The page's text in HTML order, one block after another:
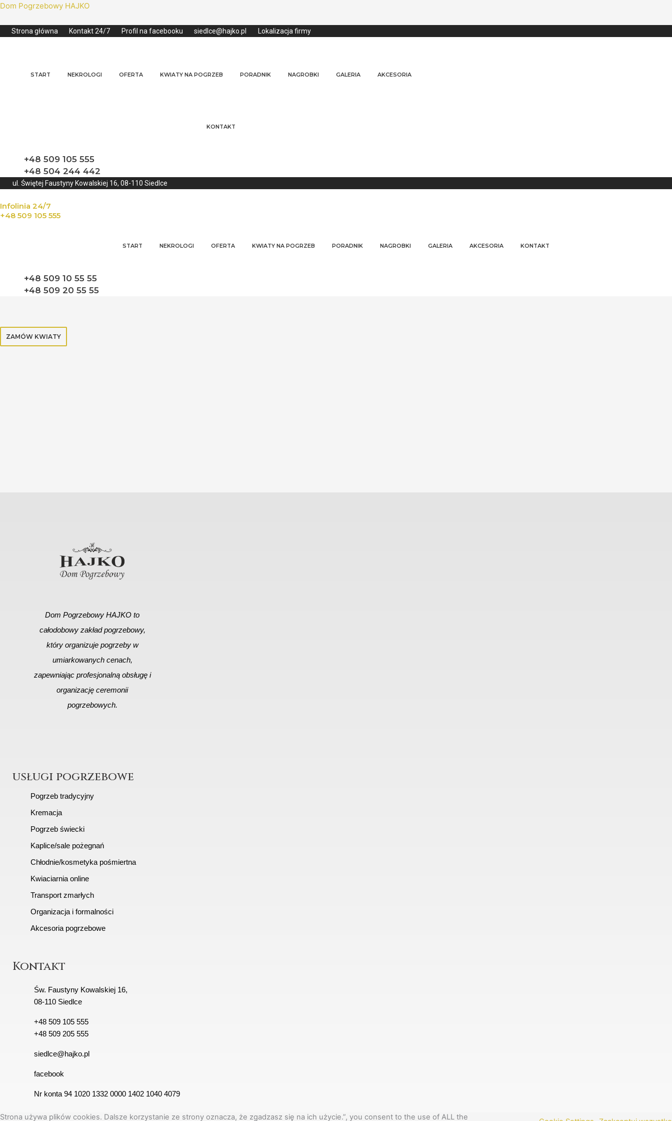
Dom Pogrzebowy HAJKO
Strona główna Kontakt 24/7 Profil na facebooku siedlce@hajko.pl Lokalizacja firmy
START NEKROLOGI OFERTA KWIATY NA POGRZEB PORADNIK NAGROBKI GALERIA AKCESORIA
KONTAKT
+48 509 105 555
+48 504 244 442
ul. Świętej Faustyny Kowalskiej 16, 08-110 Siedlce
Infolinia 24/7
+48 509 105 555
START NEKROLOGI OFERTA KWIATY NA POGRZEB PORADNIK NAGROBKI GALERIA AKCESORIA KONTAKT
+48 509 10 55 55
+48 509 20 55 55
ZAMÓW KWIATY
Dom Pogrzebowy HAJKO to
całodobowy zakład pogrzebowy,
który organizuje pogrzeby w
umiarkowanych cenach,
zapewniając profesjonalną obsługę i
organizację ceremonii
pogrzebowych.
usługi pogrzebowe
Pogrzeb tradycyjny
Kremacja
Pogrzeb świecki
Kaplice/sale pożegnań
Chłodnie/kosmetyka pośmiertna
Kwiaciarnia online
Transport zmarłych
Organizacja i formalności
Akcesoria pogrzebowe
Kontakt
Św. Faustyny Kowalskiej 16,
08-110 Siedlce
+48 509 105 555
+48 509 205 555
siedlce@hajko.pl
facebook
Nr konta 94 1020 1332 0000 1402 1040 4079
Strona używa plików cookies. Dalsze korzystanie ze strony oznacza, że zgadzasz się na ich użycie.”, you consent to the use of ALL the